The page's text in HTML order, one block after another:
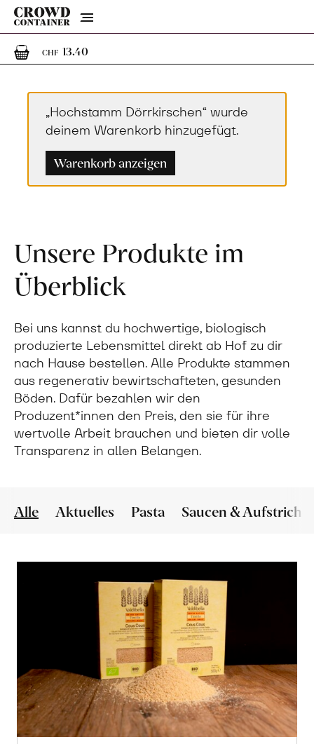
Menu
CHF 13.401 Artikel im Warenkorb
„Hochstamm Dörrkirschen“ wurde
deinem Warenkorb hinzugefügt.
Warenkorb anzeigen
Unsere Produkte im
Überblick
Bei uns kannst du hochwertige, biologisch
produzierte Lebensmittel direkt ab Hof zu dir
nach Hause bestellen. Alle Produkte stammen
aus regenerativ bewirtschafteten, gesunden
Böden. Dafür bezahlen wir den
Produzent*innen den Preis, den sie für ihre
wertvolle Arbeit brauchen und bieten dir volle
Transparenz in allen Belangen.
Alle Aktuelles Pasta Saucen & Aufstriche